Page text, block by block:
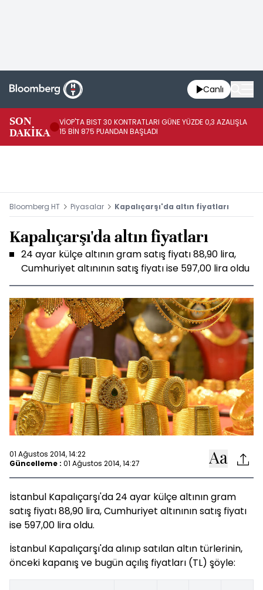
Canlı
SON
DAKİKA
VİOP'TA BIST 30 KONTRATLARI GÜNE YÜZDE 0,3 AZALIŞLA
15 BİN 875 PUANDAN BAŞLADI
Bloomberg HT Piyasalar Kapalıçarşı'da altın fiyatları
Kapalıçarşı'da altın fiyatları
24 ayar külçe altının gram satış fiyatı 88,90 lira,
Cumhuriyet altınının satış fiyatı ise 597,00 lira oldu
01 Ağustos 2014, 14:22
Güncelleme : 01 Ağustos 2014, 14:27
İstanbul Kapalıçarşı'da 24 ayar külçe altının gram
satış fiyatı 88,90 lira, Cumhuriyet altınının satış fiyatı
ise 597,00 lira oldu.
İstanbul Kapalıçarşı'da alınıp satılan altın türlerinin,
önceki kapanış ve bugün açılış fiyatları (TL) şöyle: